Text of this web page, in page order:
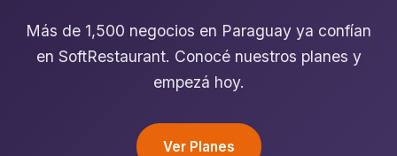
Más de 1,500 negocios en Paraguay ya confían
en SoftRestaurant. Conocé nuestros planes y
empezá hoy.
Ver Planes